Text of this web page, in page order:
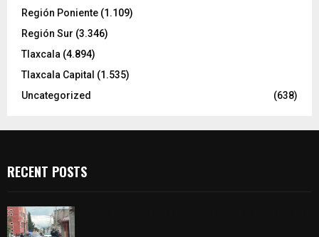
Región Poniente (1.109)
Región Sur (3.346)
Tlaxcala (4.894)
Tlaxcala Capital (1.535)
Uncategorized
(638)
RECENT POSTS